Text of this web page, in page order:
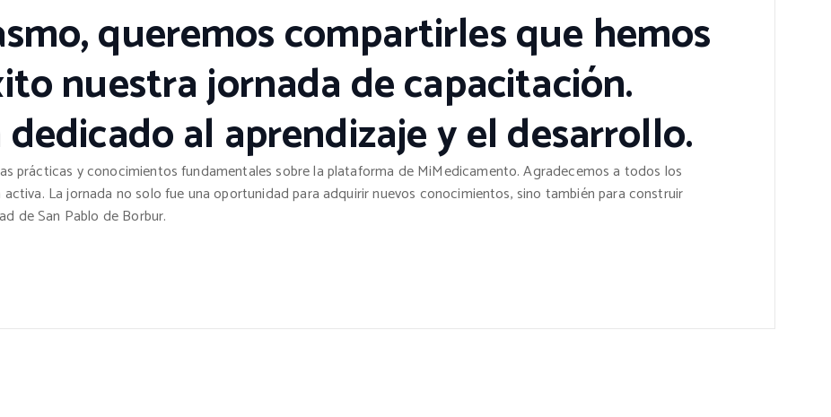
queremos compartirles que hemos
nuestra jornada de capacitación.
al aprendizaje y el desarrollo.
prácticas y conocimientos fundamentales sobre la plataforma de MiMedicamento. Agradecemos a todos los
La jornada no solo fue una oportunidad para adquirir nuevos conocimientos, sino también para construir
de San Pablo de Borbur.